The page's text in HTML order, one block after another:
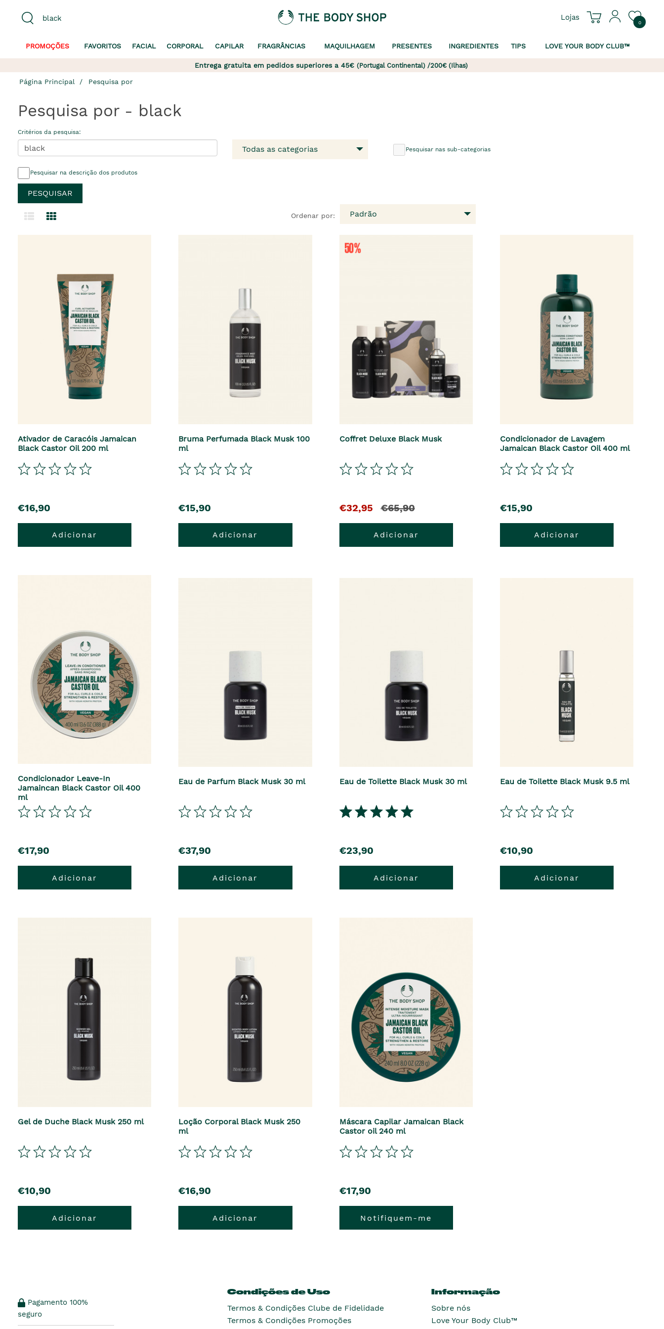
Lojas
0
PROMOÇÕES FAVORITOS FACIAL CORPORAL CAPILAR FRAGRÂNCIAS MAQUILHAGEM PRESENTES INGREDIENTES TIPS LOVE YOUR BODY CLUB™
Entrega gratuita em pedidos superiores a 45€ (Portugal Continental) /200€ (Ilhas)
Página Principal Pesquisa por
Pesquisa por - black
Critérios da pesquisa:
Todas as categorias Pesquisar nas sub-categorias
Pesquisar na descrição dos produtos
Ordenar por: Padrão
Ativador de Caracóis Jamaican
Black Castor Oil 200 ml
€16,90
Adicionar
Bruma Perfumada Black Musk 100
ml
€15,90
Adicionar
Coffret Deluxe Black Musk
€32,95 €65,90
Adicionar
Condicionador de Lavagem
Jamaican Black Castor Oil 400 ml
€15,90
Adicionar
Condicionador Leave-In
Jamaincan Black Castor Oil 400
ml
€17,90
Adicionar
Eau de Parfum Black Musk 30 ml
€37,90
Adicionar
Eau de Toilette Black Musk 30 ml
€23,90
Adicionar
Eau de Toilette Black Musk 9.5 ml
€10,90
Adicionar
Gel de Duche Black Musk 250 ml
€10,90
Adicionar
Loção Corporal Black Musk 250
ml
€16,90
Adicionar
Máscara Capilar Jamaican Black
Castor oil 240 ml
€17,90
Notifiquem-me
Pagamento 100%
seguro
Condições de Uso
Termos & Condições Clube de Fidelidade
Termos & Condições Promoções
Informação
Sobre nós
Love Your Body Club™